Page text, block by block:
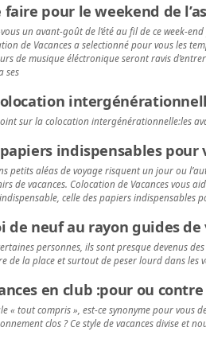
faire pour le weekend de
un avant-goût de l’été au fil de ce week-
de Vacances a selectionné pour vous les
de musique éléctronique seront ravis
ses
sur la colocation intergénérationnelle:les
indispensables pour
petits aléas de voyage risquent un jour ou
de vacances. Colocation de Vacances vous
celle des papiers indispensables
de neuf au rayon guides de
personnes, ils sont presque devenus
de la place et surtout de peser lourd dans les
en club :pour ou contre
« tout compris », est-ce synonyme pour vous
clos ? Ce style de vacances divise et